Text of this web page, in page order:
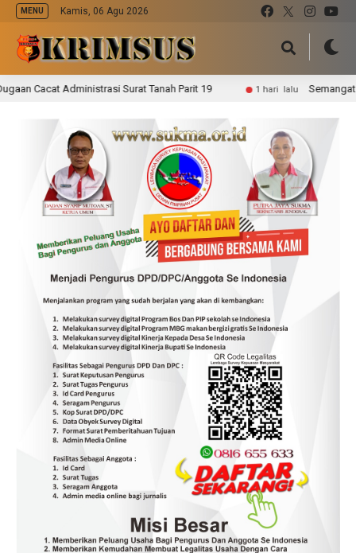
MENU Kamis, 06 Agu 2026
Administrasi Surat Tanah Parit 19 1 hari lalu Semangat